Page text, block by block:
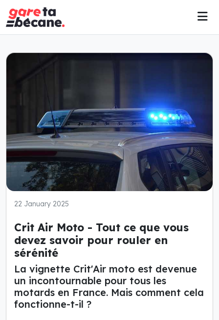
22 January 2025
Crit Air Moto - Tout ce que vous
devez savoir pour rouler en
sérénité
La vignette Crit'Air moto est devenue
un incontournable pour tous les
motards en France. Mais comment cela
fonctionne-t-il ?